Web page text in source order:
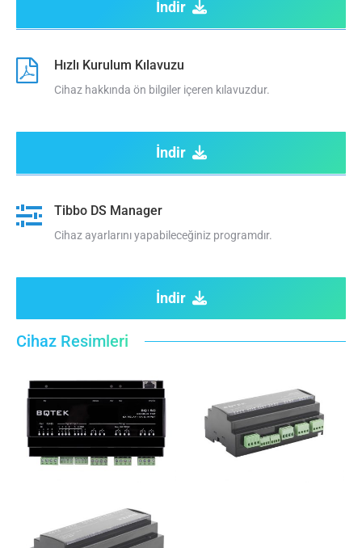
İndir
Hızlı Kurulum Kılavuzu
Cihaz hakkında ön bilgiler içeren kılavuzdur.
İndir
Tibbo DS Manager
Cihaz ayarlarını yapabileceğiniz programdır.
İndir
Cihaz Resimleri